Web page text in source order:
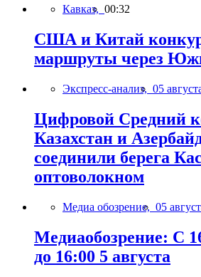
Кавказ, 00:32
США и Китай
маршруты через
Экспресс-анализ, 05
Цифровой Средний
Казахстан и
соединили берега
оптоволокном
Медиа обозрение, 05
Медиаобозрение: С
до 16:00 5 августа